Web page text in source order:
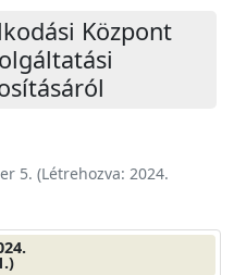
Központ
5. (Létrehozva: 2024.